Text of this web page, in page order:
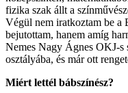
fizika szak állt a
Végül nem iratkoztam be a
bejutottam, hanem amíg
Nemes Nagy Ágnes OKJ-s
osztályába, és már ott
Miért lettél bábszínész?